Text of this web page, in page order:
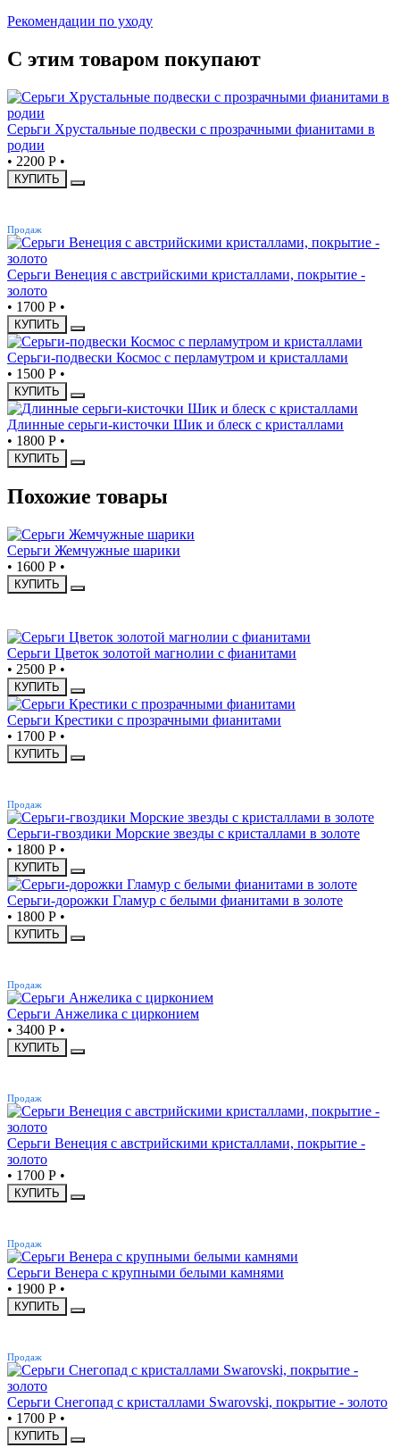
Рекомендации по уходу
С этим товаром покупают
Серьги Хрустальные подвески с прозрачными фианитами в
родии
• 2200 Р •
КУПИТЬ
Продаж
Серьги Венеция с австрийскими кристаллами, покрытие -
золото
• 1700 Р •
КУПИТЬ
Серьги-подвески Космос с перламутром и кристаллами
• 1500 Р •
КУПИТЬ
Длинные серьги-кисточки Шик и блеск с кристаллами
• 1800 Р •
КУПИТЬ
Похожие товары
Серьги Жемчужные шарики
• 1600 Р •
КУПИТЬ
Серьги Цветок золотой магнолии с фианитами
• 2500 Р •
КУПИТЬ
Серьги Крестики с прозрачными фианитами
• 1700 Р •
КУПИТЬ
Продаж
Серьги-гвоздики Морские звезды с кристаллами в золоте
• 1800 Р •
КУПИТЬ
Серьги-дорожки Гламур с белыми фианитами в золоте
• 1800 Р •
КУПИТЬ
Продаж
Серьги Анжелика с цирконием
• 3400 Р •
КУПИТЬ
Продаж
Серьги Венеция с австрийскими кристаллами, покрытие -
золото
• 1700 Р •
КУПИТЬ
Продаж
Серьги Венера с крупными белыми камнями
• 1900 Р •
КУПИТЬ
Продаж
Серьги Снегопад с кристаллами Swarovski, покрытие - золото
• 1700 Р •
КУПИТЬ